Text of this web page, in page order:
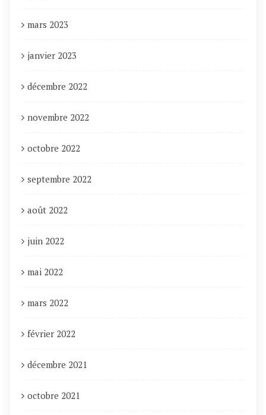
mars 2023
janvier 2023
décembre 2022
novembre 2022
octobre 2022
septembre 2022
août 2022
juin 2022
mai 2022
mars 2022
février 2022
décembre 2021
octobre 2021